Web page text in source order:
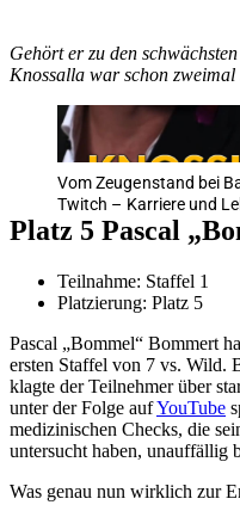
Gehört er zu den
Knossalla war schon
Vom Zeugenstand bei
Twitch – Karriere und
Platz 5 Pascal
Teilnahme: Staffel 1
Platzierung: Platz 5
Pascal „Bommel“ Bommert
ersten Staffel von 7 vs. Wild.
klagte der Teilnehmer über
unter der Folge aufYouTube
medizinischen Checks, die
untersucht haben, unauffällig
Was genau nun wirklich zur